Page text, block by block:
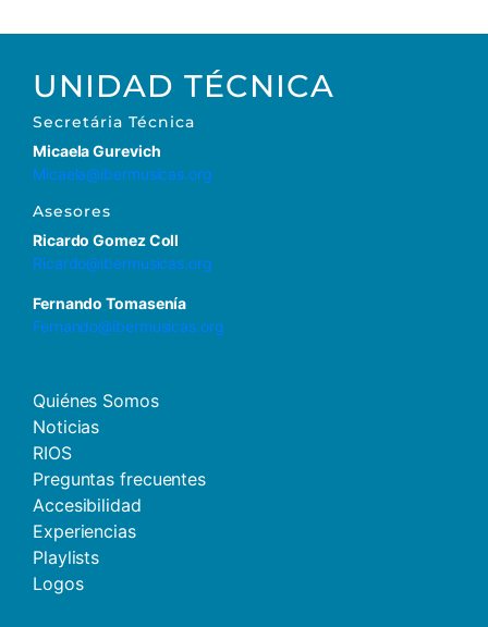
UNIDAD TÉCNICA
Secretária Técnica
Micaela Gurevich
Micaela@ibermusicas.org
Asesores
Ricardo Gomez Coll
Ricardo@ibermusicas.org
Fernando Tomasenía
Fernando@ibermusicas.org
Quiénes Somos
Noticias
RIOS
Preguntas frecuentes
Accesibilidad
Experiencias
Playlists
Logos